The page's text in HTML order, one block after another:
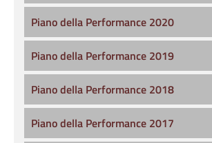
Piano della Performance 2020
Piano della Performance 2019
Piano della Performance 2018
Piano della Performance 2017